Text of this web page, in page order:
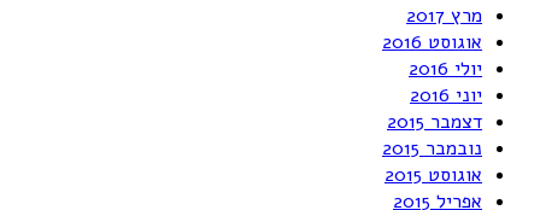
מרץ 2017
אוגוסט 2016
יולי 2016
יוני 2016
דצמבר 2015
נובמבר 2015
אוגוסט 2015
אפריל 2015